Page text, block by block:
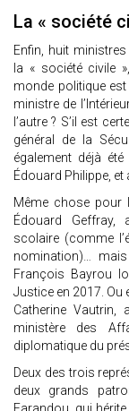
La « société
Enfin, huit
la « société civile
monde politique
ministre de
l’autre ? S’il est
général de la
également déjà
Édouard Philippe,
Même chose pour
Édouard Geffray,
scolaire (comme
nomination)…
François Bayrou
Justice en 2017. Ou
Catherine Vautrin,
ministère des
diplomatique du
Deux des trois
deux grands